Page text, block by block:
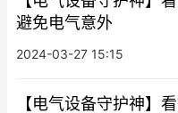
避免电气意外
2024-03-27 15:15
【电气设备守护神】